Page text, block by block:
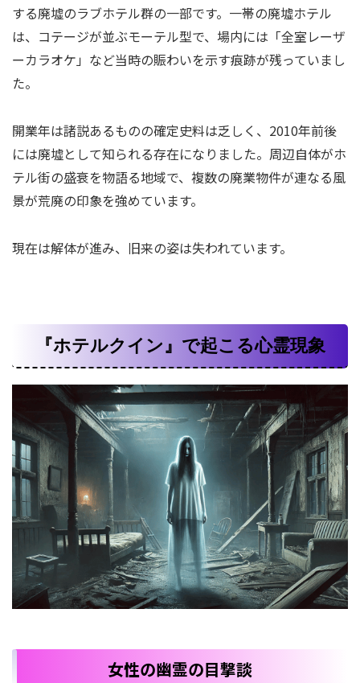
する廃墟のラブホテル群の一部です。一帯の廃墟ホテル
は、コテージが並ぶモーテル型で、場内には「全室レーザ
ーカラオケ」など当時の賑わいを示す痕跡が残っていまし
た。
開業年は諸説あるものの確定史料は乏しく、2010年前後
には廃墟として知られる存在になりました。周辺自体がホ
テル街の盛衰を物語る地域で、複数の廃業物件が連なる風
景が荒廃の印象を強めています。
現在は解体が進み、旧来の姿は失われています。
『ホテルクイン』で起こる心霊現象
女性の幽霊の目撃談